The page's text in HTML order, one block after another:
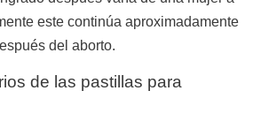
este continúa aproximadamente
del aborto.
de las pastillas para